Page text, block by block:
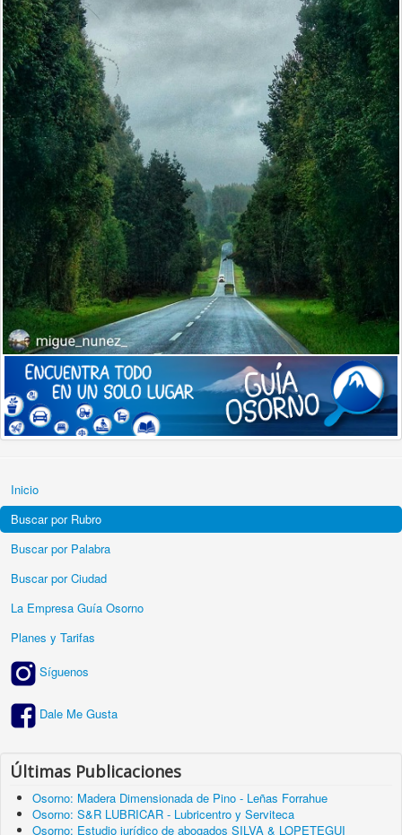
Inicio
Buscar por Rubro
Buscar por Palabra
Buscar por Ciudad
La Empresa Guía Osorno
Planes y Tarifas
Síguenos
Dale Me Gusta
Últimas Publicaciones
Osorno: Madera Dimensionada de Pino - Leñas Forrahue
Osorno: S&R LUBRICAR - Lubricentro y Serviteca
Osorno: Estudio jurídico de abogados SILVA & LOPETEGUI